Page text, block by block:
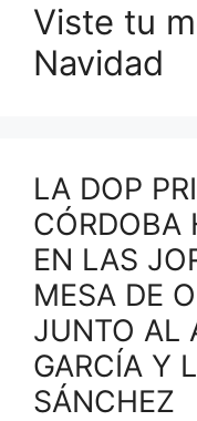
Viste tu
Navidad
LA DOP
CÓRDOBA
EN LAS
MESA DE
JUNTO AL
GARCÍA Y
SÁNCHEZ